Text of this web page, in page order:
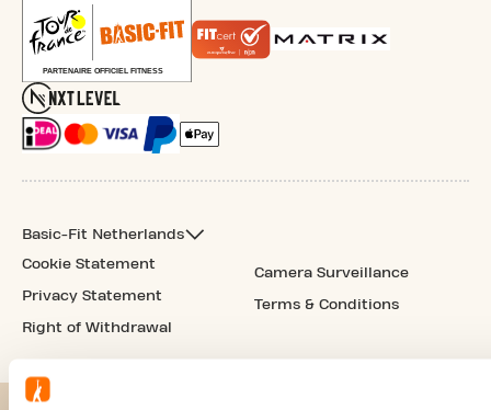
Basic-Fit Netherlands
Cookie Statement
Privacy Statement
Right of Withdrawal
Camera Surveillance
Terms & Conditions